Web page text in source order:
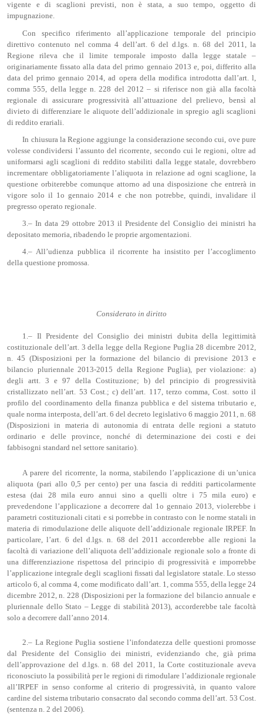
vigente e di scaglioni previsti, non è stata, a suo tempo, oggetto di
impugnazione.
Con specifico riferimento all’applicazione temporale del principio
direttivo contenuto nel comma 4 dell’art. 6 del d.lgs. n. 68 del 2011, la
Regione rileva che il limite temporale imposto dalla legge statale –
originariamente fissato alla data del primo gennaio 2013 e, poi, differito alla
data del primo gennaio 2014, ad opera della modifica introdotta dall’art. l,
comma 555, della legge n. 228 del 2012 – si riferisce non già alla facoltà
regionale di assicurare progressività all’attuazione del prelievo, bensì al
divieto di differenziare le aliquote dell’addizionale in spregio agli scaglioni
di reddito erariali.
In chiusura la Regione aggiunge la considerazione secondo cui, ove pure
volesse condividersi l’assunto del ricorrente, secondo cui le regioni, oltre ad
uniformarsi agli scaglioni di reddito stabiliti dalla legge statale, dovrebbero
incrementare obbligatoriamente l’aliquota in relazione ad ogni scaglione, la
questione orbiterebbe comunque attorno ad una disposizione che entrerà in
vigore solo il 1o gennaio 2014 e che non potrebbe, quindi, invalidare il
pregresso operato regionale.
3.– In data 29 ottobre 2013 il Presidente del Consiglio dei ministri ha
depositato memoria, ribadendo le proprie argomentazioni.
4.– All’udienza pubblica il ricorrente ha insistito per l’accoglimento
della questione promossa.
Considerato in diritto
1.– Il Presidente del Consiglio dei ministri dubita della legittimità
costituzionale dell’art. 3 della legge della Regione Puglia 28 dicembre 2012,
n. 45 (Disposizioni per la formazione del bilancio di previsione 2013 e
bilancio pluriennale 2013-2015 della Regione Puglia), per violazione: a)
degli artt. 3 e 97 della Costituzione; b) del principio di progressività
cristallizzato nell’art. 53 Cost.; c) dell’art. 117, terzo comma, Cost. sotto il
profilo del coordinamento della finanza pubblica e del sistema tributario e,
quale norma interposta, dell’art. 6 del decreto legislativo 6 maggio 2011, n. 68
(Disposizioni in materia di autonomia di entrata delle regioni a statuto
ordinario e delle province, nonché di determinazione dei costi e dei
fabbisogni standard nel settore sanitario).
A parere del ricorrente, la norma, stabilendo l’applicazione di un’unica
aliquota (pari allo 0,5 per cento) per una fascia di redditi particolarmente
estesa (dai 28 mila euro annui sino a quelli oltre i 75 mila euro) e
prevedendone l’applicazione a decorrere dal 1o gennaio 2013, violerebbe i
parametri costituzionali citati e si porrebbe in contrasto con le norme statali in
materia di rimodulazione delle aliquote dell’addizionale regionale IRPEF. In
particolare, l’art. 6 del d.lgs. n. 68 del 2011 accorderebbe alle regioni la
facoltà di variazione dell’aliquota dell’addizionale regionale solo a fronte di
una differenziazione rispettosa del principio di progressività e imporrebbe
l’applicazione integrale degli scaglioni fissati dal legislatore statale. Lo stesso
articolo 6, al comma 4, come modificato dall’art. 1, comma 555, della legge 24
dicembre 2012, n. 228 (Disposizioni per la formazione del bilancio annuale e
pluriennale dello Stato – Legge di stabilità 2013), accorderebbe tale facoltà
solo a decorrere dall’anno 2014.
2.– La Regione Puglia sostiene l’infondatezza delle questioni promosse
dal Presidente del Consiglio dei ministri, evidenziando che, già prima
dell’approvazione del d.lgs. n. 68 del 2011, la Corte costituzionale aveva
riconosciuto la possibilità per le regioni di rimodulare l’addizionale regionale
all’IRPEF in senso conforme al criterio di progressività, in quanto valore
cardine del sistema tributario consacrato dal secondo comma dell’art. 53 Cost.
(sentenza n. 2 del 2006).